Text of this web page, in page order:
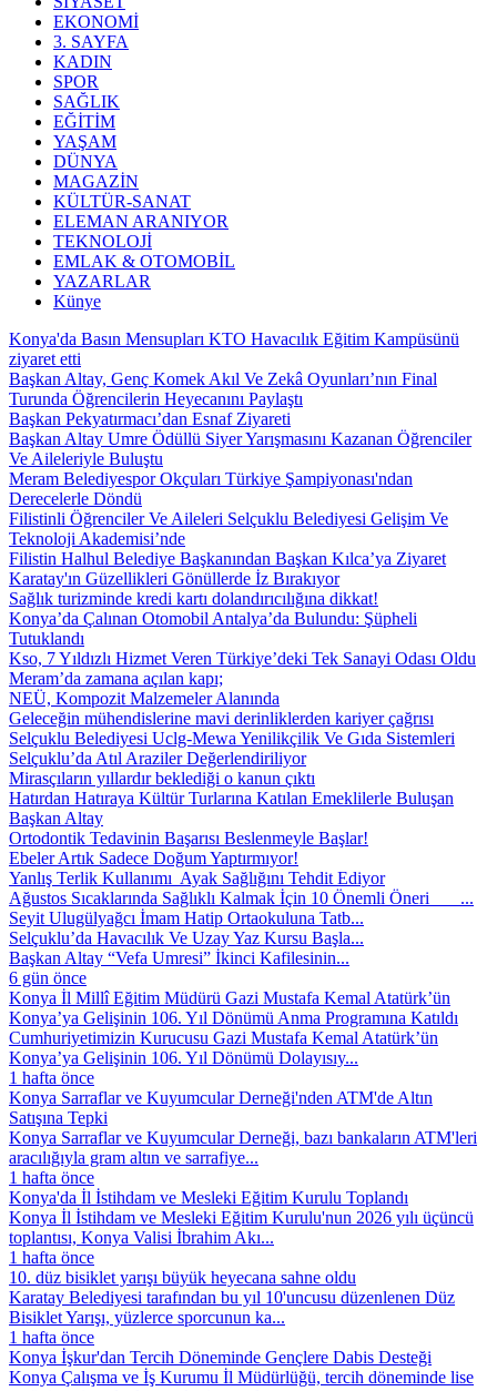
EKONOMİ
3. SAYFA
KADIN
SPOR
SAĞLIK
EĞİTİM
YAŞAM
DÜNYA
MAGAZİN
KÜLTÜR-SANAT
ELEMAN ARANIYOR
TEKNOLOJİ
EMLAK & OTOMOBİL
YAZARLAR
Künye
Konya'da Basın Mensupları KTO Havacılık Eğitim Kampüsünü
ziyaret etti
Başkan Altay, Genç Komek Akıl Ve Zekâ Oyunları’nın Final
Turunda Öğrencilerin Heyecanını Paylaştı
Başkan Pekyatırmacı’dan Esnaf Ziyareti
Başkan Altay Umre Ödüllü Siyer Yarışmasını Kazanan Öğrenciler
Ve Aileleriyle Buluştu
Meram Belediyespor Okçuları Türkiye Şampiyonası'ndan
Derecelerle Döndü
Filistinli Öğrenciler Ve Aileleri Selçuklu Belediyesi Gelişim Ve
Teknoloji Akademisi’nde
Filistin Halhul Belediye Başkanından Başkan Kılca’ya Ziyaret
Karatay'ın Güzellikleri Gönüllerde İz Bırakıyor
Sağlık turizminde kredi kartı dolandırıcılığına dikkat!
Konya’da Çalınan Otomobil Antalya’da Bulundu: Şüpheli
Tutuklandı
Kso, 7 Yıldızlı Hizmet Veren Türkiye’deki Tek Sanayi Odası Oldu
Meram’da zamana açılan kapı;
NEÜ, Kompozit Malzemeler Alanında
Geleceğin mühendislerine mavi derinliklerden kariyer çağrısı
Selçuklu Belediyesi Uclg-Mewa Yenilikçilik Ve Gıda Sistemleri
Selçuklu’da Atıl Araziler Değerlendiriliyor
Mirasçıların yıllardır beklediği o kanun çıktı
Hatırdan Hatıraya Kültür Turlarına Katılan Emeklilerle Buluşan
Başkan Altay
Ortodontik Tedavinin Başarısı Beslenmeyle Başlar!
Ebeler Artık Sadece Doğum Yaptırmıyor!
Yanlış Terlik Kullanımı Ayak Sağlığını Tehdit Ediyor
Ağustos Sıcaklarında Sağlıklı Kalmak İçin 10 Önemli Öneri ...
Seyit Ulugülyağcı İmam Hatip Ortaokuluna Tatb...
Selçuklu’da Havacılık Ve Uzay Yaz Kursu Başla...
Başkan Altay “Vefa Umresi” İkinci Kafilesinin...
6 gün önce
Konya İl Millî Eğitim Müdürü Gazi Mustafa Kemal Atatürk’ün
Konya’ya Gelişinin 106. Yıl Dönümü Anma Programına Katıldı
Cumhuriyetimizin Kurucusu Gazi Mustafa Kemal Atatürk’ün
Konya’ya Gelişinin 106. Yıl Dönümü Dolayısıy...
1 hafta önce
Konya Sarraflar ve Kuyumcular Derneği'nden ATM'de Altın
Satışına Tepki
Konya Sarraflar ve Kuyumcular Derneği, bazı bankaların ATM'leri
aracılığıyla gram altın ve sarrafiye...
1 hafta önce
Konya'da İl İstihdam ve Mesleki Eğitim Kurulu Toplandı
Konya İl İstihdam ve Mesleki Eğitim Kurulu'nun 2026 yılı üçüncü
toplantısı, Konya Valisi İbrahim Akı...
1 hafta önce
10. düz bisiklet yarışı büyük heyecana sahne oldu
Karatay Belediyesi tarafından bu yıl 10'uncusu düzenlenen Düz
Bisiklet Yarışı, yüzlerce sporcunun ka...
1 hafta önce
Konya İşkur'dan Tercih Döneminde Gençlere Dabis Desteği
Konya Çalışma ve İş Kurumu İl Müdürlüğü, tercih döneminde lise